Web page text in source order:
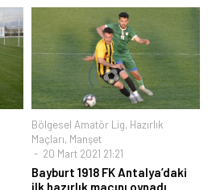
Bölgesel Amatör Lig, Hazırlık
Maçları, Manşet
20 Mart 2021 21:21
Bayburt 1918 FK Antalya’daki
ilk hazırlık maçını oynadı